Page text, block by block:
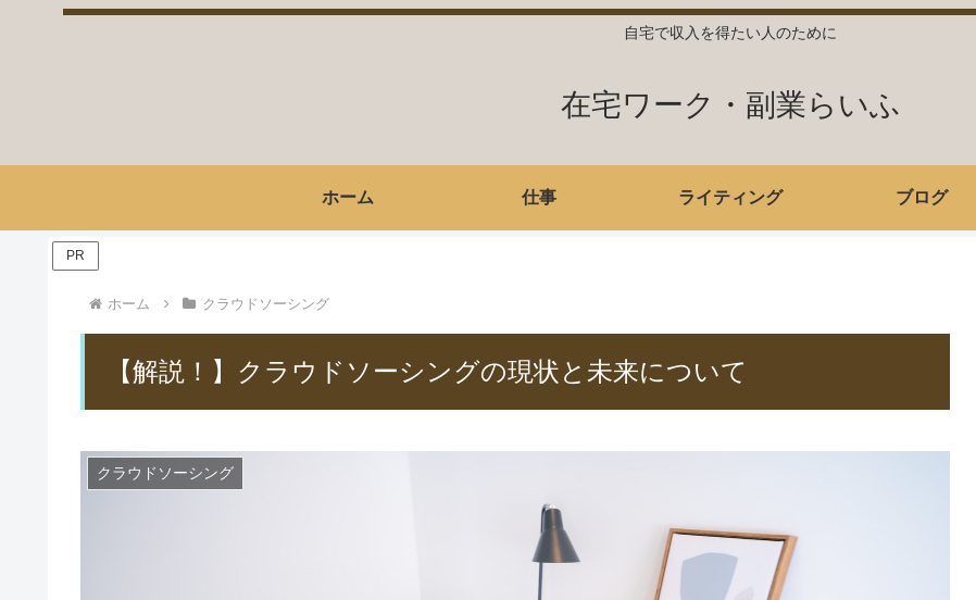
自宅で収入を得たい人のために
在宅ワーク・副業らいふ
ホーム 仕事 ライティング ブログ
PR
ホーム クラウドソーシング
【解説！】クラウドソーシングの現状と未来について
クラウドソーシング